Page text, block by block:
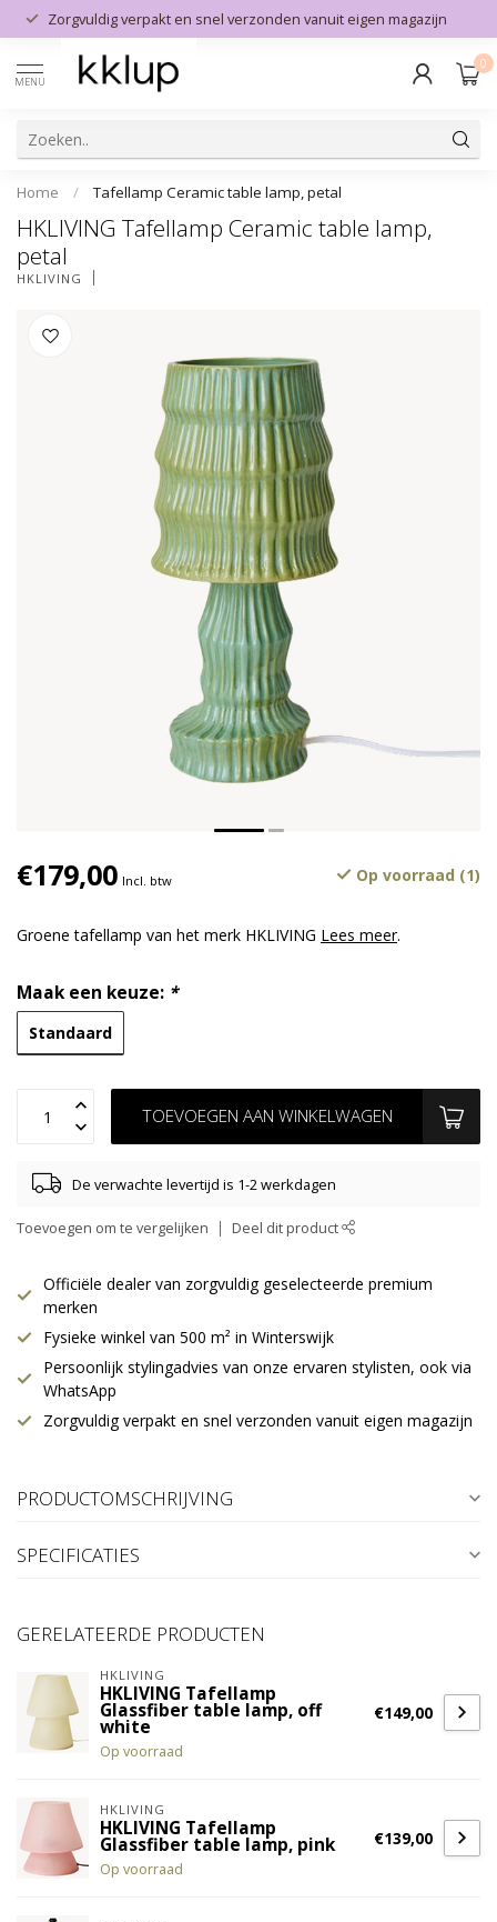
Zorgvuldig verpakt en snel verzonden vanuit eigen magazijn
MENU
0
Home / Tafellamp Ceramic table lamp, petal
HKLIVING Tafellamp Ceramic table lamp,
petal
HKLIVING
€179,00 Incl. btw Op voorraad (1)
Groene tafellamp van het merk HKLIVING Lees meer.
Maak een keuze: *
Standaard
TOEVOEGEN AAN WINKELWAGEN
De verwachte levertijd is 1-2 werkdagen
Toevoegen om te vergelijken Deel dit product
Officiële dealer van zorgvuldig geselecteerde premium
merken
Fysieke winkel van 500 m² in Winterswijk
Persoonlijk stylingadvies van onze ervaren stylisten, ook via
WhatsApp
Zorgvuldig verpakt en snel verzonden vanuit eigen magazijn
PRODUCTOMSCHRIJVING
SPECIFICATIES
GERELATEERDE PRODUCTEN
HKLIVING
HKLIVING Tafellamp
Glassfiber table lamp, off
white
Op voorraad
€149,00
HKLIVING
HKLIVING Tafellamp
Glassfiber table lamp, pink
Op voorraad
€139,00